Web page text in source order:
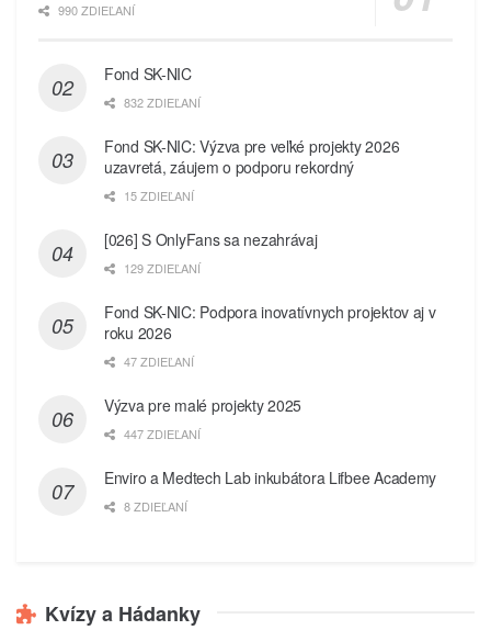
990 ZDIEĽANÍ
Fond SK-NIC
832 ZDIEĽANÍ
Fond SK-NIC: Výzva pre veľké projekty 2026
uzavretá, záujem o podporu rekordný
15 ZDIEĽANÍ
[026] S OnlyFans sa nezahrávaj
129 ZDIEĽANÍ
Fond SK-NIC: Podpora inovatívnych projektov aj v
roku 2026
47 ZDIEĽANÍ
Výzva pre malé projekty 2025
447 ZDIEĽANÍ
Enviro a Medtech Lab inkubátora Lifbee Academy
8 ZDIEĽANÍ
Kvízy a Hádanky